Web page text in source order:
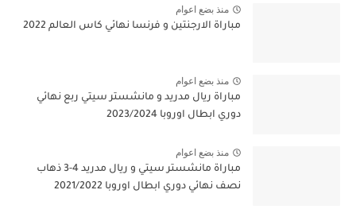
منذ بضع اعوام
مباراة الارجنتين و فرنسا نهائي كاس العالم 2022
منذ بضع اعوام
مباراة ريال مدريد و مانشستر سيتي ربع نهائي
دوري ابطال اوروبا 2023/2024
منذ بضع اعوام
مباراة مانشستر سيتي و ريال مدريد 4-3 ذهاب
نصف نهائي دوري ابطال اوروبا 2021/2022